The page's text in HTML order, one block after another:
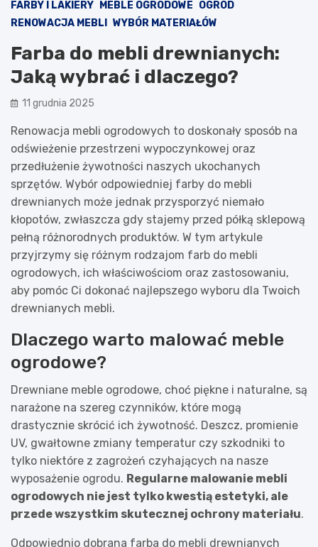
FARBY I LAKIERY MEBLE OGRODOWE OGRÓD
RENOWACJA MEBLI
WYBÓR MATERIAŁÓW
Farba do mebli drewnianych:
Jaką wybrać i dlaczego?
11 grudnia 2025
Renowacja mebli ogrodowych to doskonały sposób na
odświeżenie przestrzeni wypoczynkowej oraz
przedłużenie żywotności naszych ukochanych
sprzętów. Wybór odpowiedniej farby do mebli
drewnianych może jednak przysporzyć niemało
kłopotów, zwłaszcza gdy stajemy przed półką sklepową
pełną różnorodnych produktów. W tym artykule
przyjrzymy się różnym rodzajom farb do mebli
ogrodowych, ich właściwościom oraz zastosowaniu,
aby pomóc Ci dokonać najlepszego wyboru dla Twoich
drewnianych mebli.
Dlaczego warto malować meble
ogrodowe?
Drewniane meble ogrodowe, choć piękne i naturalne, są
narażone na szereg czynników, które mogą
drastycznie skrócić ich żywotność. Deszcz, promienie
UV, gwałtowne zmiany temperatur czy szkodniki to
tylko niektóre z zagrożeń czyhających na nasze
wyposażenie ogrodu. Regularne malowanie mebli
ogrodowych nie jest tylko kwestią estetyki, ale
przede wszystkim skutecznej ochrony materiału.
Odpowiednio dobrana farba do mebli drewnianych